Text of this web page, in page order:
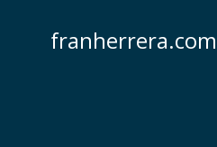
contenidofranherrera.com